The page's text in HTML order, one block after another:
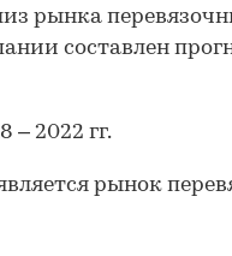
рынка
составлен
– 2022 гг.
рынок